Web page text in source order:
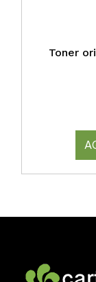
Toner